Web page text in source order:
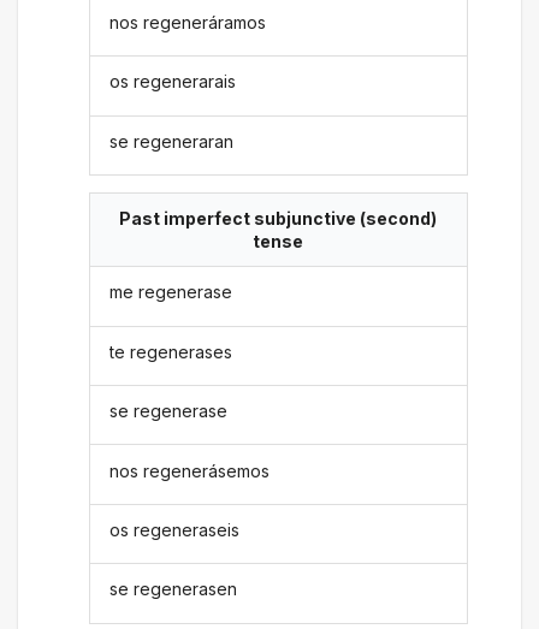
nos regeneráramos
os regenerarais
se regeneraran
Past imperfect subjunctive (second)
tense
me regenerase
te regenerases
se regenerase
nos regenerásemos
os regeneraseis
se regenerasen